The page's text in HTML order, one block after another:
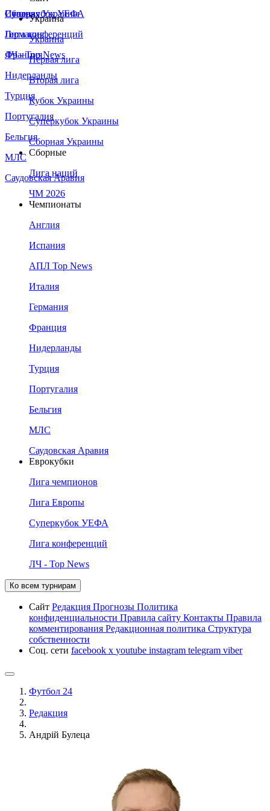
Сборная Украины
Италия
Германия
Франция
Нидерланды
Турция
Португалия
Бельгия
МЛС
Саудовская Аравия
Суперкубок УЕФА
Лига конференций
ЛЧ - Top News
Украина
Украина
Первая лига
Вторая лига
Кубок Украины
Суперкубок Украины
Сборная Украины
Сборные
Лига наций
ЧМ 2026
Чемпионаты
Англия
Испания
АПЛ Top News
Италия
Германия
Франция
Нидерланды
Турция
Португалия
Бельгия
МЛС
Саудовская Аравия
Еврокубки
Лига чемпионов
Лига Европы
Суперкубок УЕФА
Лига конференций
ЛЧ - Top News
Ко всем турнирам
Сайт Редакция Прогнозы Политика
конфиденциальности Правила сайту Контакты Правила
комментирования Редакционная политика Структура
собственности
Соц. сети facebook x youtube instagram telegram viber
Футбол 24
Редакция
Андрій Булеца